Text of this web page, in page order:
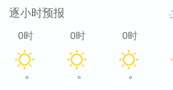
逐小时预报
0时
°
0时
°
0时
°